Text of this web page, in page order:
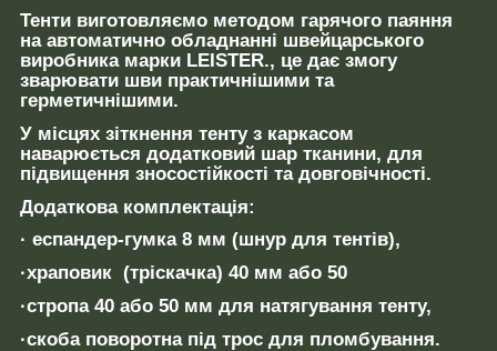
Тенти виготовляємо методом гарячого паяння
на автоматично обладнанні швейцарського
виробника марки LEISTER., це дає змогу
зварювати шви практичнішими та
герметичнішими.
У місцях зіткнення тенту з каркасом
наварюється додатковий шар тканини, для
підвищення зносостійкості та довговічності.
Додаткова комплектація:
· еспандер-гумка 8 мм (шнур для тентів),
·храповик (тріскачка) 40 мм або 50
·стропа 40 або 50 мм для натягування тенту,
·скоба поворотна під трос для пломбування.